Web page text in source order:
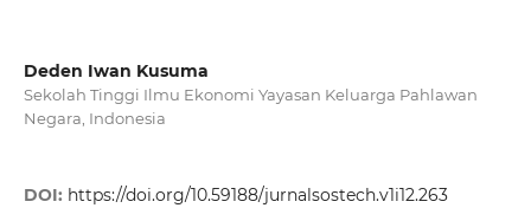
Deden Iwan Kusuma
Sekolah Tinggi Ilmu Ekonomi Yayasan Keluarga Pahlawan
Negara, Indonesia
DOI: https://doi.org/10.59188/jurnalsostech.v1i12.263